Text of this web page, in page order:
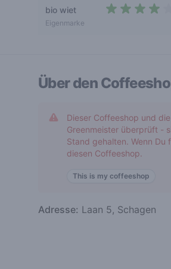
bio wiet
Eigenmarke
Über den
Dieser Coffeeshop und
Greenmeister überprüft -
Stand gehalten. Wenn
diesen Coffeeshop.
This is my coffeeshop
Adresse: Laan 5, Schagen